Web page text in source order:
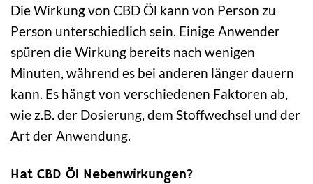
Die Wirkung von CBD Öl kann von Person zu
Person unterschiedlich sein. Einige Anwender
spüren die Wirkung bereits nach wenigen
Minuten, während es bei anderen länger dauern
kann. Es hängt von verschiedenen Faktoren ab,
wie z.B. der Dosierung, dem Stoffwechsel und der
Art der Anwendung.
Hat CBD Öl Nebenwirkungen?